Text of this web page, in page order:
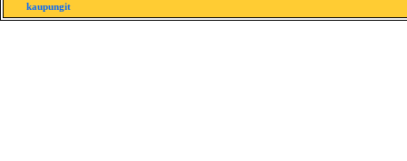
kaupungit